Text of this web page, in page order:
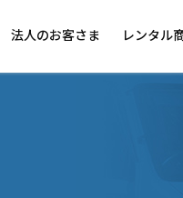
法人のお客さま レンタル